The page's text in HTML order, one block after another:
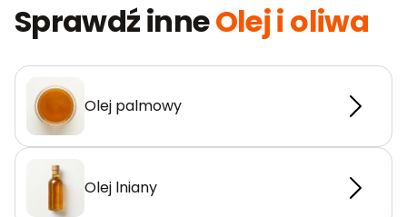
Sprawdź inneOlej i oliwa
Olej palmowy
Olej lniany